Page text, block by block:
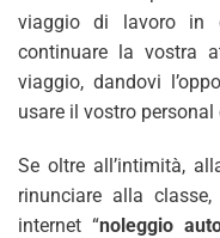
viaggio di lavoro in
continuare la vostra
viaggio, dandovi
usare il vostro
Se oltre all’intimità,
rinunciare alla
internet “noleggio